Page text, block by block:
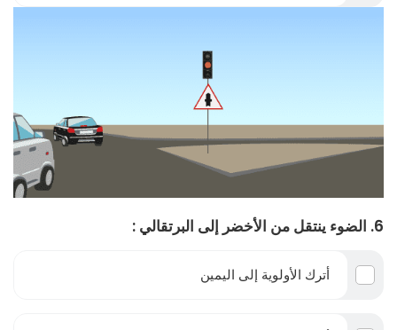
6. الضوء ينتقل من الأخضر إلى البرتقالي :
أترك الأولوية إلى اليمين